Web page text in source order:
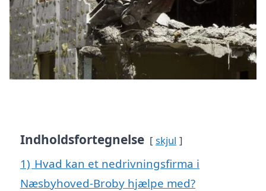
Indholdsfortegnelse skjul
1) Hvad kan et nedrivningsfirma i
Næsbyhoved-Broby hjælpe med?